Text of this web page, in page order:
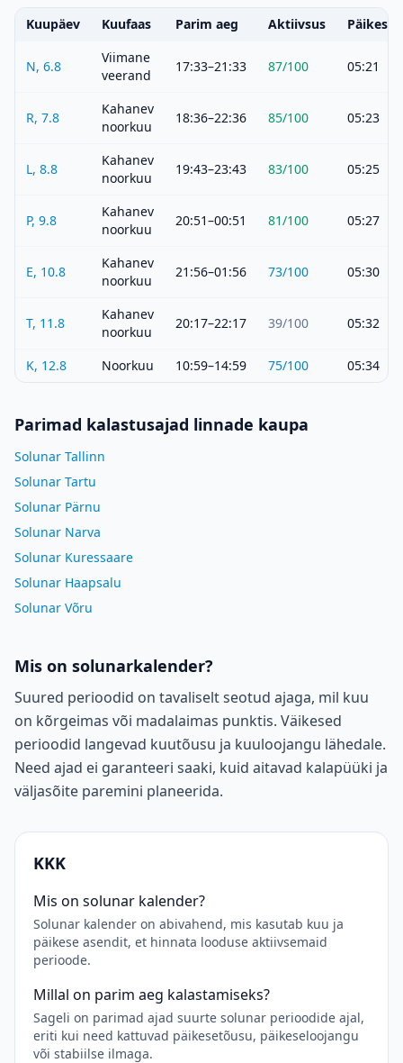
Kuupäev Kuufaas Parim aeg Aktiivsus
N, 6.8
Viimane
veerand
17:33–21:33 87/100 05:21
R, 7.8
Kahanev
noorkuu
18:36–22:36 85/100 05:23
L, 8.8
Kahanev
noorkuu
19:43–23:43 83/100 05:25
P, 9.8
Kahanev
noorkuu
20:51–00:51 81/100 05:27
E, 10.8
Kahanev
noorkuu
21:56–01:56 73/100 05:30
T, 11.8
Kahanev
noorkuu
20:17–22:17 39/100 05:32
K, 12.8 Noorkuu 10:59–14:59 75/100 05:34
Parimad kalastusajad linnade kaupa
Solunar Tallinn
Solunar Tartu
Solunar Pärnu
Solunar Narva
Solunar Kuressaare
Solunar Haapsalu
Solunar Võru
Mis on solunarkalender?
Suured perioodid on tavaliselt seotud ajaga, mil kuu
on kõrgeimas või madalaimas punktis. Väikesed
perioodid langevad kuutõusu ja kuuloojangu lähedale.
Need ajad ei garanteeri saaki, kuid aitavad kalapüüki ja
väljasõite paremini planeerida.
KKK
Mis on solunar kalender?
Solunar kalender on abivahend, mis kasutab kuu ja
päikese asendit, et hinnata looduse aktiivsemaid
perioode.
Millal on parim aeg kalastamiseks?
Sageli on parimad ajad suurte solunar perioodide ajal,
eriti kui need kattuvad päikesetõusu, päikeseloojangu
või stabiilse ilmaga.